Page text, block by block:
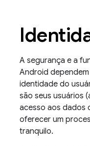
A segurança e a
Android
identidade do
são seus usuários
acesso aos dados
oferecer um
tranquilo.